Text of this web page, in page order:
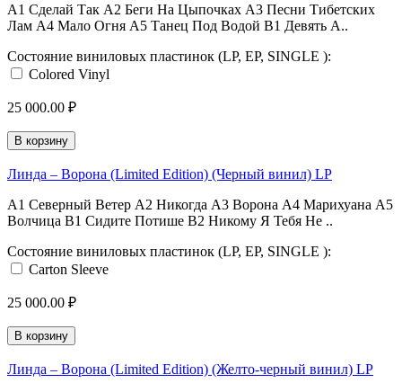
A1 Сделай Так A2 Беги На Цыпочках A3 Песни Тибетских
Лам A4 Мало Огня A5 Танец Под Водой B1 Девять А..
Состояние виниловых пластинок (LP, EP, SINGLE ):
Colored Vinyl
25 000.00 ₽
В корзину
Линда ‎– Ворона (Limited Edition) (Черный винил) LP
A1 Северный Ветер A2 Никогда A3 Ворона A4 Марихуана A5
Волчица B1 Сидите Потише B2 Никому Я Тебя Не ..
Состояние виниловых пластинок (LP, EP, SINGLE ):
Carton Sleeve
25 000.00 ₽
В корзину
Линда ‎– Ворона (Limited Edition) (Желто-черный винил) LP